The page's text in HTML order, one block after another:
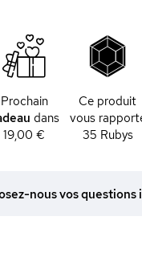
Prochain
dans
19,00 €
Ce produit
vous
35 Rubys
nous vos questions